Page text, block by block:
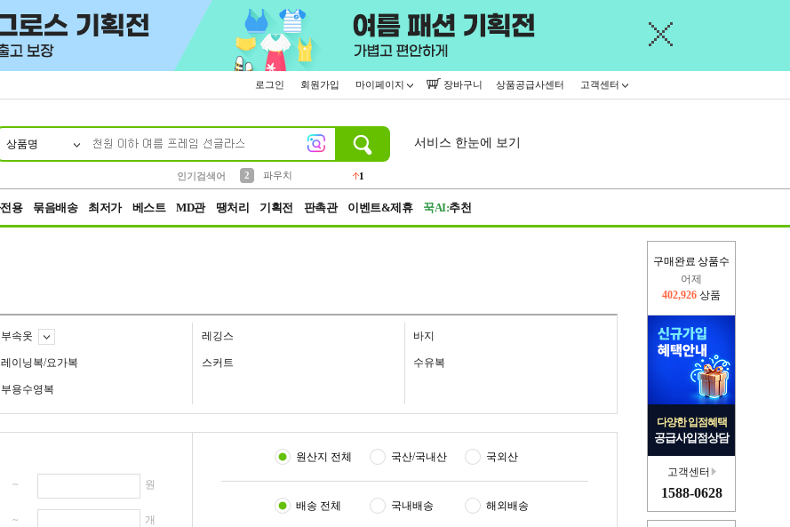
로그인 회원가입 마이페이지 장바구니 상품공급사센터 고객센터
상품명
인기검색어
2
파우치
1
서비스 한눈에 보기
용 묶음배송 최저가 베스트 MD관 땡처리 기획전 판촉관 이벤트&제휴 꾹AI:추천
구매완료 상품수
어제
402,926상품
오늘(현재)
362,637
상품
다양한 입점혜택
공급사입점상담
고객센터
1588-0628
속옷 레깅스 바지
이닝복/요가복 스커트 수유복
용수영복
~ 원
~ 개
원산지 전체 국산/국내산 국외산
배송 전체 국내배송 해외배송